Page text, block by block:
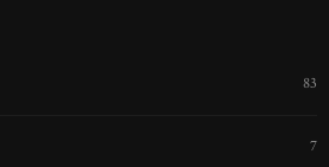
83
7